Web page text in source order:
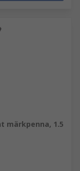
märkpenna, 1.5